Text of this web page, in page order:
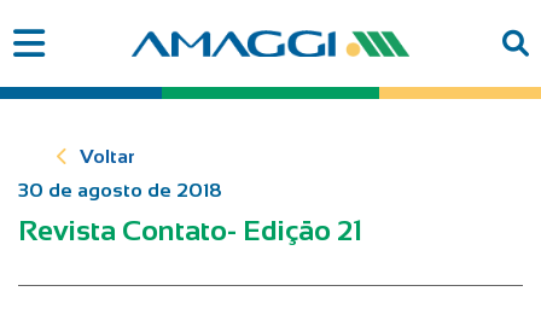
Voltar
30 de agosto de 2018
Revista Contato- Edição 21